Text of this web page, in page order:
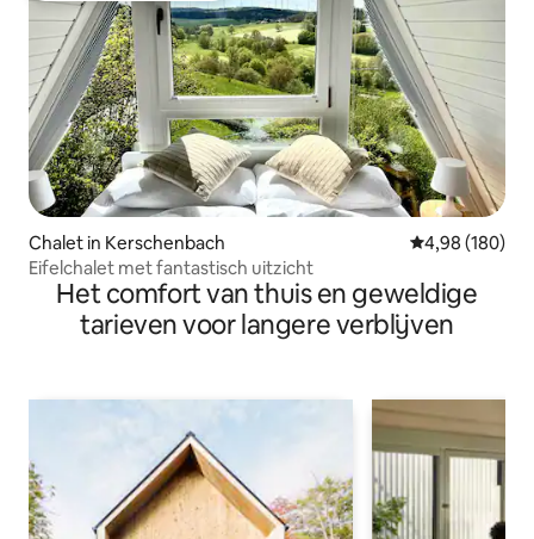
Chalet in Kerschenbach Gemiddelde
4,98 (180)
Eifelchalet met fantastisch uitzicht
Het comfort van thuis en geweldige
tarieven voor langere verblijven